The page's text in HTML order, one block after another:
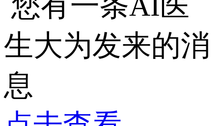
生大为发来的消
息